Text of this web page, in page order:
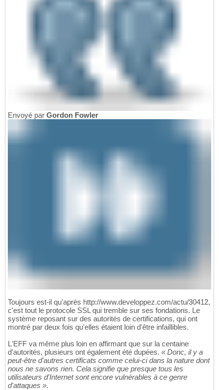
Envoyé par Gordon Fowler
Toujours est-il qu'après http://www.developpez.com/actu/30412,
c'est tout le protocole SSL qui tremble sur ses fondations. Le
système reposant sur des autorités de certifications, qui ont
montré par deux fois qu'elles étaient loin d'être infaillibles.
L'EFF va même plus loin en affirmant que sur la centaine
d'autorités, plusieurs ont également été dupées. « Donc, il y a
peut-être d'autres certificats comme celui-ci dans la nature dont
nous ne savons rien. Cela signifie que presque tous les
utilisateurs d'Internet sont encore vulnérables à ce genre
d'attaques ».